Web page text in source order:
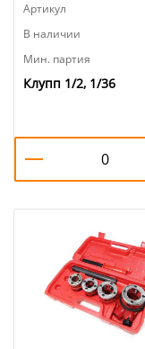
Артикул
В наличии
Мин. партия
Клупп 1/2, 1/36